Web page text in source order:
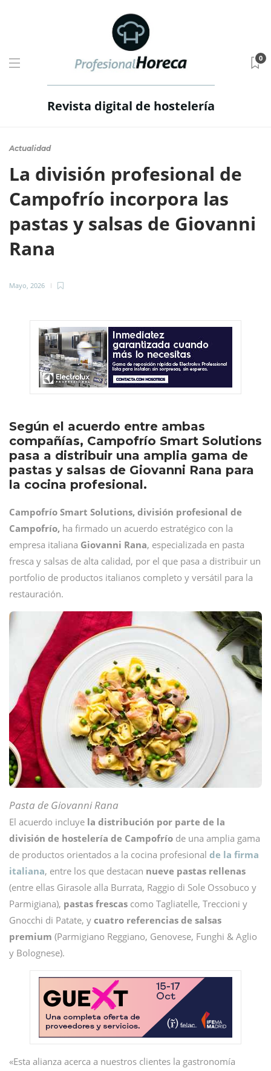
Revista digital de hostelería
0
Actualidad
La división profesional de
Campofrío incorpora las
pastas y salsas de Giovanni
Rana
Mayo, 2026
Según el acuerdo entre ambas
compañías, Campofrío Smart Solutions
pasa a distribuir una amplia gama de
pastas y salsas de Giovanni Rana para
la cocina profesional.
Campofrío Smart Solutions, división profesional de
Campofrío, ha firmado un acuerdo estratégico con la
empresa italiana Giovanni Rana, especializada en pasta
fresca y salsas de alta calidad, por el que pasa a distribuir un
portfolio de productos italianos completo y versátil para la
restauración.
Pasta de Giovanni Rana
El acuerdo incluye la distribución por parte de la
división de hostelería de Campofrío de una amplia gama
de productos orientados a la cocina profesional de la firma
italiana, entre los que destacan nueve pastas rellenas
(entre ellas Girasole alla Burrata, Raggio di Sole Ossobuco y
Parmigiana), pastas frescas como Tagliatelle, Treccioni y
Gnocchi di Patate, y cuatro referencias de salsas
premium (Parmigiano Reggiano, Genovese, Funghi & Aglio
y Bolognese).
«Esta alianza acerca a nuestros clientes la gastronomía